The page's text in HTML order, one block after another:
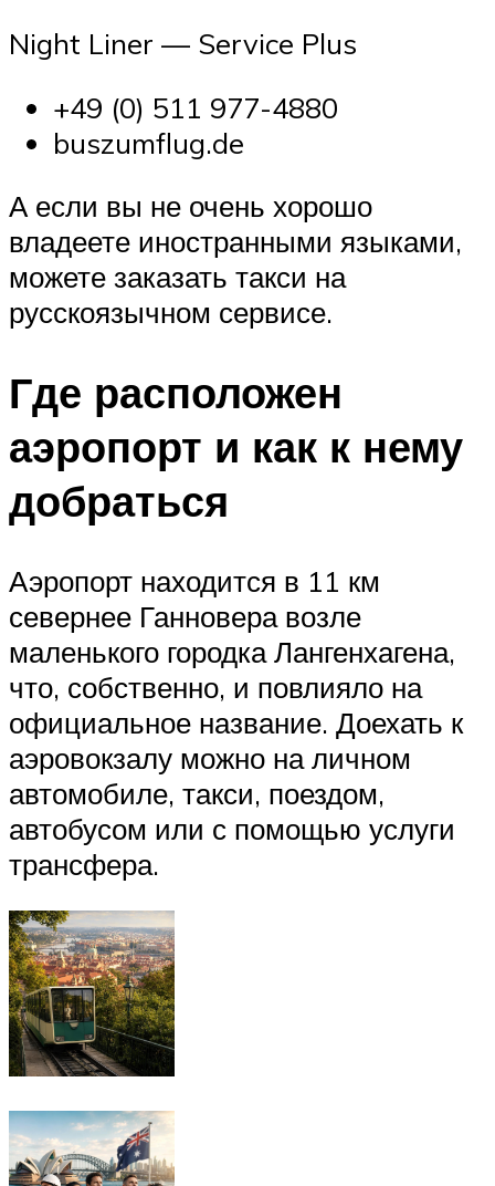
Night Liner — Service Plus
+49 (0) 511 977-4880
buszumflug.de
А если вы не очень хорошо
владеете иностранными языками,
можете заказать такси на
русскоязычном сервисе.
Где расположен
аэропорт и как к нему
добраться
Аэропорт находится в 11 км
севернее Ганновера возле
маленького городка Лангенхагена,
что, собственно, и повлияло на
официальное название. Доехать к
аэровокзалу можно на личном
автомобиле, такси, поездом,
автобусом или с помощью услуги
трансфера.